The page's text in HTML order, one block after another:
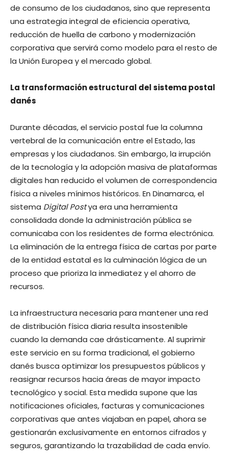
de consumo de los ciudadanos, sino que representa
una estrategia integral de eficiencia operativa,
reducción de huella de carbono y modernización
corporativa que servirá como modelo para el resto de
la Unión Europea y el mercado global.
La transformación estructural del sistema postal
danés
Durante décadas, el servicio postal fue la columna
vertebral de la comunicación entre el Estado, las
empresas y los ciudadanos. Sin embargo, la irrupción
de la tecnología y la adopción masiva de plataformas
digitales han reducido el volumen de correspondencia
física a niveles mínimos históricos. En Dinamarca, el
sistema Digital Postya era una herramienta
consolidada donde la administración pública se
comunicaba con los residentes de forma electrónica.
La eliminación de la entrega física de cartas por parte
de la entidad estatal es la culminación lógica de un
proceso que prioriza la inmediatez y el ahorro de
recursos.
La infraestructura necesaria para mantener una red
de distribución física diaria resulta insostenible
cuando la demanda cae drásticamente. Al suprimir
este servicio en su forma tradicional, el gobierno
danés busca optimizar los presupuestos públicos y
reasignar recursos hacia áreas de mayor impacto
tecnológico y social. Esta medida supone que las
notificaciones oficiales, facturas y comunicaciones
corporativas que antes viajaban en papel, ahora se
gestionarán exclusivamente en entornos cifrados y
seguros, garantizando la trazabilidad de cada envío.